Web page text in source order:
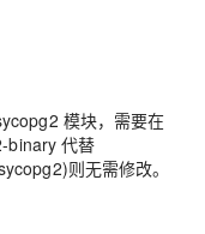
模块，需要在
binary 代替
则无需修改。